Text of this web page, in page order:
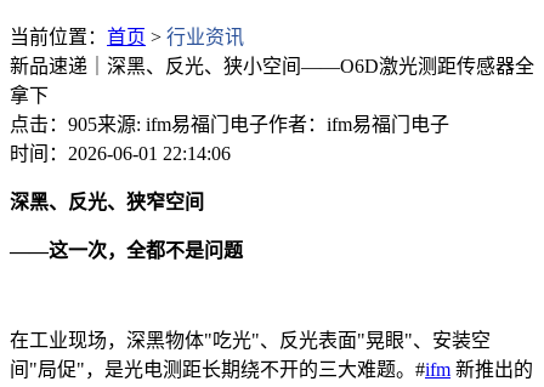
当前位置： 首页 > 行业资讯
新品速递｜深黑、反光、狭小空间——O6D激光测距传感器全
拿下
点击：905来源: ifm易福门电子作者：ifm易福门电子
时间：2026-06-01 22:14:06
深黑、反光、狭窄空间
——这一次，全都不是问题
在工业现场，深黑物体"吃光"、反光表面"晃眼"、安装空
间"局促"，是光电测距长期绕不开的三大难题。#ifm 新推出的